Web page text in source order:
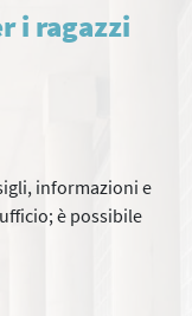
i ragazzi
informazioni e
è possibile